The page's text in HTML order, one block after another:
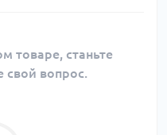
товаре, станьте
свой вопрос.